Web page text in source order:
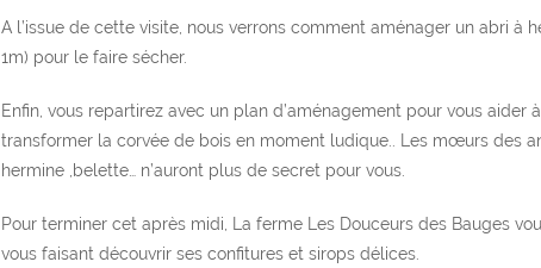
A l’issue de cette visite, nous verrons comment aménager un abri à
1m) pour le faire sécher.
Enfin, vous repartirez avec un plan d’aménagement pour vous aider
transformer la corvée de bois en moment ludique.. Les mœurs des
hermine ,belette… n’auront plus de secret pour vous.
Pour terminer cet après midi, La ferme Les Douceurs des Bauges
vous faisant découvrir ses confitures et sirops délices.